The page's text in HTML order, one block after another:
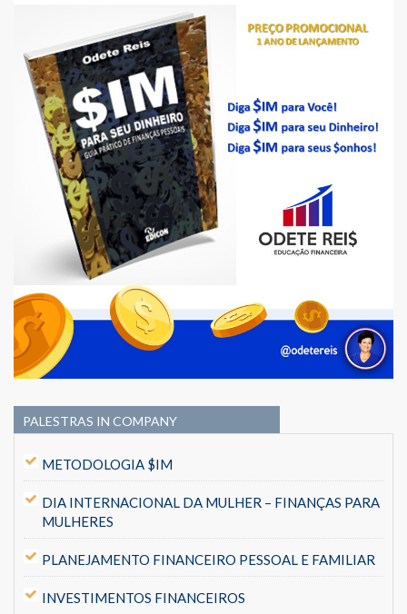
PALESTRAS IN COMPANY
METODOLOGIA $IM
DIA INTERNACIONAL DA MULHER – FINANÇAS PARA
MULHERES
PLANEJAMENTO FINANCEIRO PESSOAL E FAMILIAR
INVESTIMENTOS FINANCEIROS